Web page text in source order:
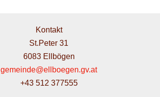
Kontakt
St.Peter 31
6083 Ellbögen
gemeinde@ellboegen.gv.at
+43 512 377555